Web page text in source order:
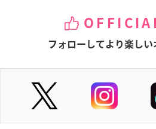
フォローしてより楽しい